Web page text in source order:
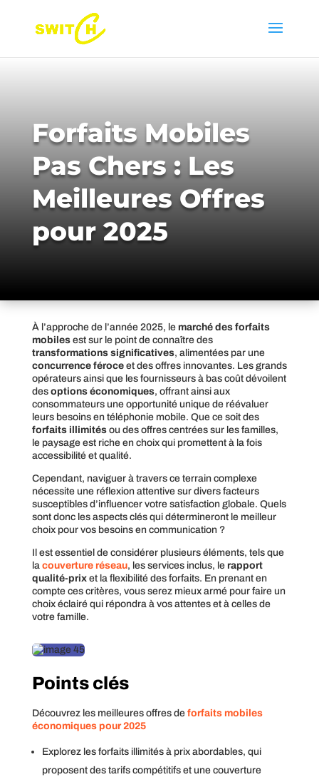
Forfaits Mobiles
Pas Chers : Les
Meilleures Offres
pour 2025
À l’approche de l’année 2025, le marché des forfaits
mobilesest sur le point de connaître des
transformations significatives, alimentées par une
concurrence féroceet des offres innovantes. Les grands
opérateurs ainsi que les fournisseurs à bas coût dévoilent
des options économiques, offrant ainsi aux
consommateurs une opportunité unique de réévaluer
leurs besoins en téléphonie mobile. Que ce soit des
forfaits illimitésou des offres centrées sur les familles,
le paysage est riche en choix qui promettent à la fois
accessibilité et qualité.
Cependant, naviguer à travers ce terrain complexe
nécessite une réflexion attentive sur divers facteurs
susceptibles d’influencer votre satisfaction globale. Quels
sont donc les aspects clés qui détermineront le meilleur
choix pour vos besoins en communication ?
Il est essentiel de considérer plusieurs éléments, tels que
la couverture réseau, les services inclus, le rapport
qualité-prixet la flexibilité des forfaits. En prenant en
compte ces critères, vous serez mieux armé pour faire un
choix éclairé qui répondra à vos attentes et à celles de
votre famille.
Points clés
Découvrez les meilleures offres de forfaits mobiles
économiques pour 2025
Explorez les forfaits illimités à prix abordables, qui
proposent des tarifs compétitifs et une couverture